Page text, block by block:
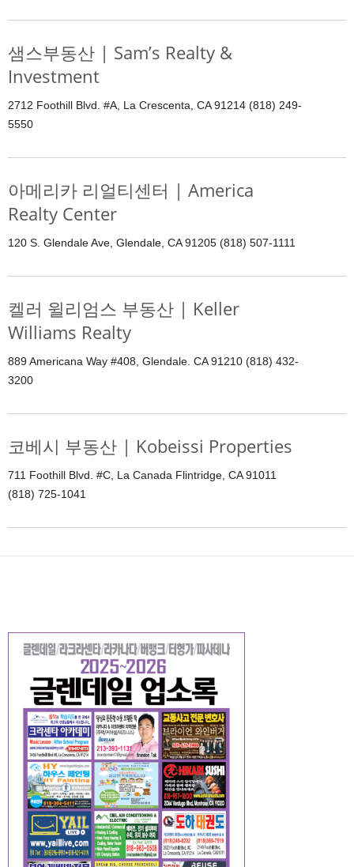
샘스부동산 | Sam’s Realty &
Investment
2712 Foothill Blvd. #A, La Crescenta, CA 91214 (818) 249-
5550
아메리카 리얼티센터 | America
Realty Center
120 S. Glendale Ave, Glendale, CA 91205 (818) 507-1111
켈러 윌리엄스 부동산 | Keller
Williams Realty
889 Americana Way #408, Glendale. CA 91210 (818) 432-
3200
코베시 부동산 | Kobeissi Properties
711 Foothill Blvd. #C, La Canada Flintridge, CA 91011
(818) 725-1041